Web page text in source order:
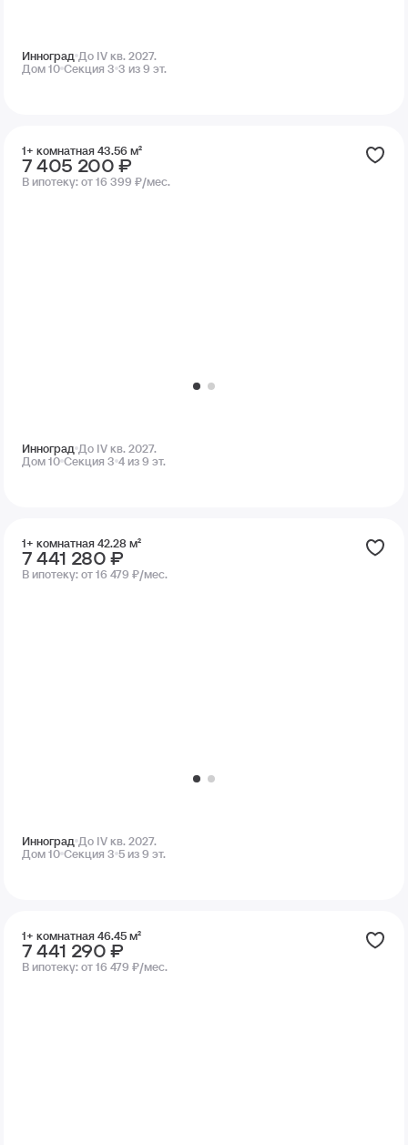
Инноград До IV кв. 2027.
Дом 10 Секция 3 3 из 9 эт.
1+ комнатная 43.56 м²
7 405 200 ₽
В ипотеку:от 16 399 ₽/мес.
Инноград До IV кв. 2027.
Дом 10 Секция 3 4 из 9 эт.
1+ комнатная 42.28 м²
7 441 280 ₽
В ипотеку:от 16 479 ₽/мес.
Инноград До IV кв. 2027.
Дом 10 Секция 3 5 из 9 эт.
1+ комнатная 46.45 м²
7 441 290 ₽
В ипотеку:от 16 479 ₽/мес.